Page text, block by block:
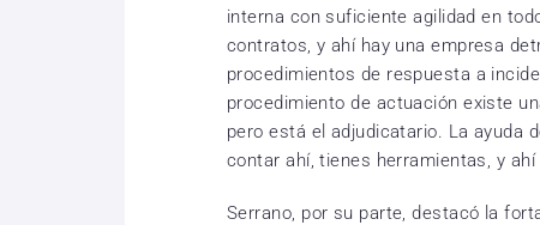
interna con suficiente agilidad en
contratos, y ahí hay una empresa
procedimientos de respuesta a
procedimiento de actuación existe
pero está el adjudicatario. La ayuda
contar ahí, tienes herramientas, y
Serrano, por su parte, destacó la